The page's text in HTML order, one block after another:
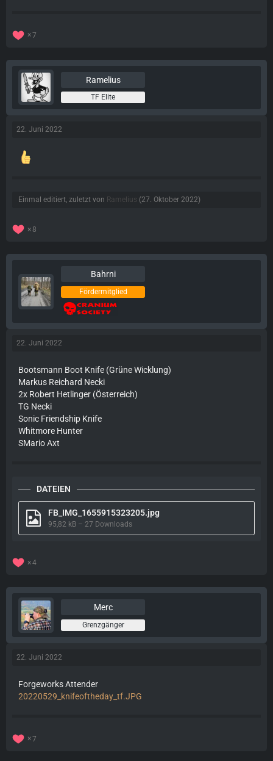
7
Ramelius
TF Elite
22. Juni 2022
Einmal editiert, zuletzt von Ramelius (27. Oktober 2022)
8
Bahrni
Fördermitglied
22. Juni 2022
Bootsmann Boot Knife (Grüne Wicklung)
Markus Reichard Necki
2x Robert Hetlinger (Österreich)
TG Necki
Sonic Friendship Knife
Whitmore Hunter
SMario Axt
DATEIEN
FB_IMG_1655915323205.jpg
95,82 kB – 27 Downloads
4
Merc
Grenzgänger
22. Juni 2022
Forgeworks Attender
20220529_knifeoftheday_tf.JPG
7